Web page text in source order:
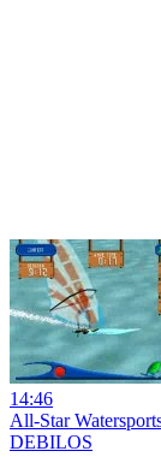
14:46
All-Star
DEBILOS